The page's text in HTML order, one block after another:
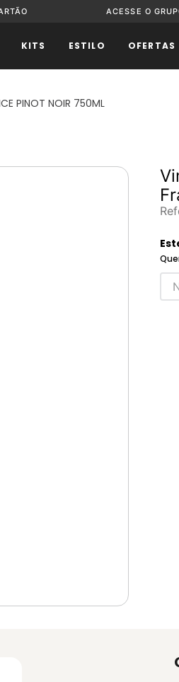
ACESSE O
KITS ESTILO OFERTAS
PINOT NOIR 750ML